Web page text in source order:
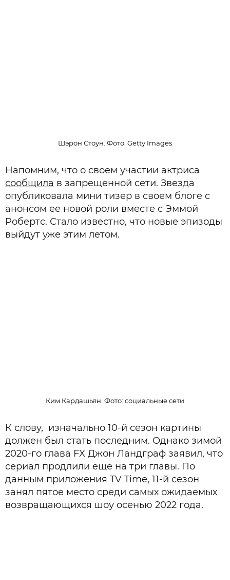
Шэрон Стоун. Фото: Getty Images
Напомним, что о своем участии актриса
сообщила в запрещенной сети. Звезда
опубликовала мини тизер в своем блоге с
анонсом ее новой роли вместе с Эммой
Робертс. Стало известно, что новые эпизоды
выйдут уже этим летом.
Ким Кардашьян. Фото: социальные сети
К слову, изначально 10-й сезон картины
должен был стать последним. Однако зимой
2020-го глава FX Джон Ландграф заявил, что
сериал продлили еще на три главы. По
данным приложения TV Time, 11-й сезон
занял пятое место среди самых ожидаемых
возвращающихся шоу осенью 2022 года.